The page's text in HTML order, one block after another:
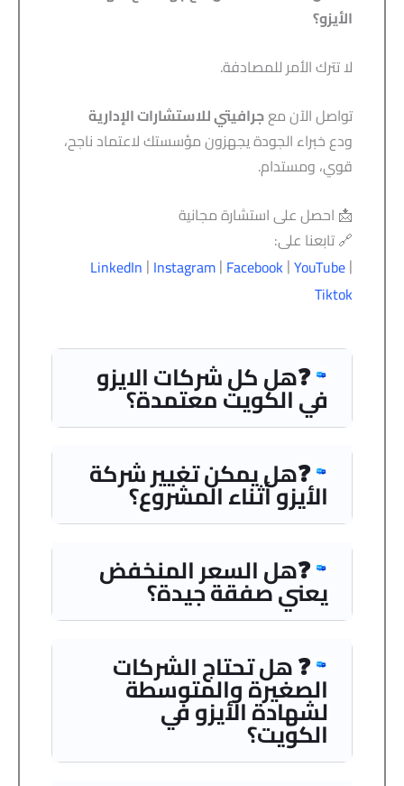
الأيزو؟
لا تترك الأمر للمصادفة.
تواصل الآن معجرافيتي للاستشارات الإدارية
ودع خبراء الجودة يجهزون مؤسستك لاعتماد ناجح،
قوي، ومستدام.
📩 احصل على استشارة مجانية
🔗 تابعنا على:
LinkedIn | Instagram| Facebook|YouTube|
Tiktok
❓هل كل شركات الايزو
في الكويت معتمدة؟
❓هل يمكن تغيير شركة
الأيزو أثناء المشروع؟
❓هل السعر المنخفض
يعني صفقة جيدة؟
❓ هل تحتاج الشركات
الصغيرة والمتوسطة
لشهادة الأيزو في
الكويت؟